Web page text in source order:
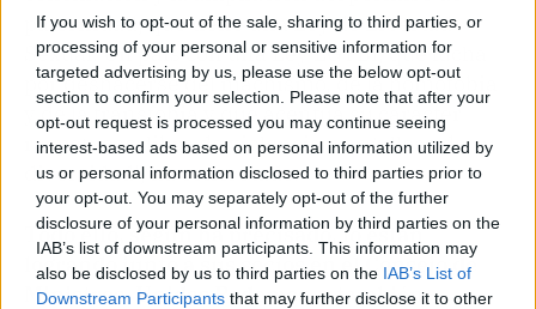
If you wish to opt-out of the sale, sharing to third parties, or
processing of your personal or sensitive information for
targeted advertising by us, please use the below opt-out
section to confirm your selection. Please note that after your
opt-out request is processed you may continue seeing
interest-based ads based on personal information utilized by
us or personal information disclosed to third parties prior to
your opt-out. You may separately opt-out of the further
disclosure of your personal information by third parties on the
IAB’s list of downstream participants. This information may
also be disclosed by us to third parties on the IAB’s List of
Downstream Participants that may further disclose it to other
paternidad, que tiene una Ley de Libertad
Sexual. Un país con una Ley LGTBI, que lucha
por deshacerse del machismo, de la homofobia
y de la transfobia y que acentúa su carácter
respetuoso, libre de violencia y orgulloso de su
diversidad", ha concretado.
Todo ello, según ha precisado, lo están
logrando junto a sus socios en el Consejo de
Ministros, Unidas Podemos, y también